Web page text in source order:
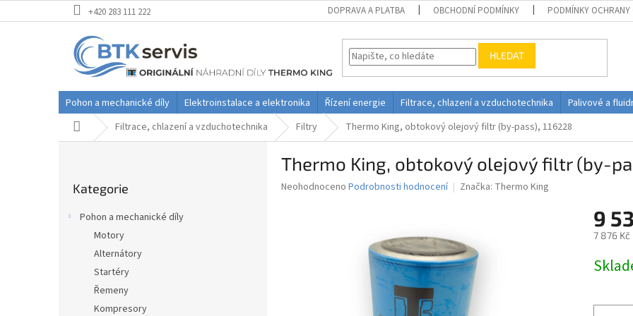
na
+420 283 111 222 DOPRAVA A PLATBA OBCHODNÍ PODMÍNKY PODMÍNKY OCHRANY
HLEDAT
Pohon a mechanické díly Elektroinstalace a elektronika Řízení energie Filtrace, chlazení a vzduchotechnika Palivové a
Domů Filtrace, chlazení a vzduchotechnika Filtry Thermo King, obtokový olejový filtr (by-pass), 116228
kategorie
Kategorie
Pohon a mechanické díly
Motory
Alternátory
Startéry
Řemeny
Kompresory
Thermo King, obtokový olejový filtr (by-
Průměrné
Neohodnoceno Podrobnosti hodnocení Značka: Thermo King
9
7 876 Kč
cena: